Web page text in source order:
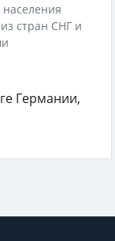
стран СНГ и
Германии,